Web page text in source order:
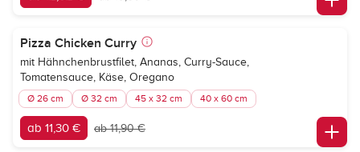
Pizza Chicken Curry
mit Hähnchenbrustfilet, Ananas, Curry-Sauce,
Tomatensauce, Käse, Oregano
Ø 26 cm Ø 32 cm 45 x 32 cm 40 x 60 cm
ab 11,30 € ab 11,90 €